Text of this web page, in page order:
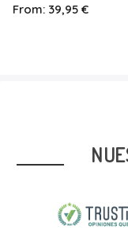
From: 39,95 €